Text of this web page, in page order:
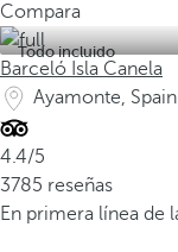
Compara
Todo incluido
Barceló Isla Canela
Ayamonte, Spain
4.4/5
3785 reseñas
En primera línea de